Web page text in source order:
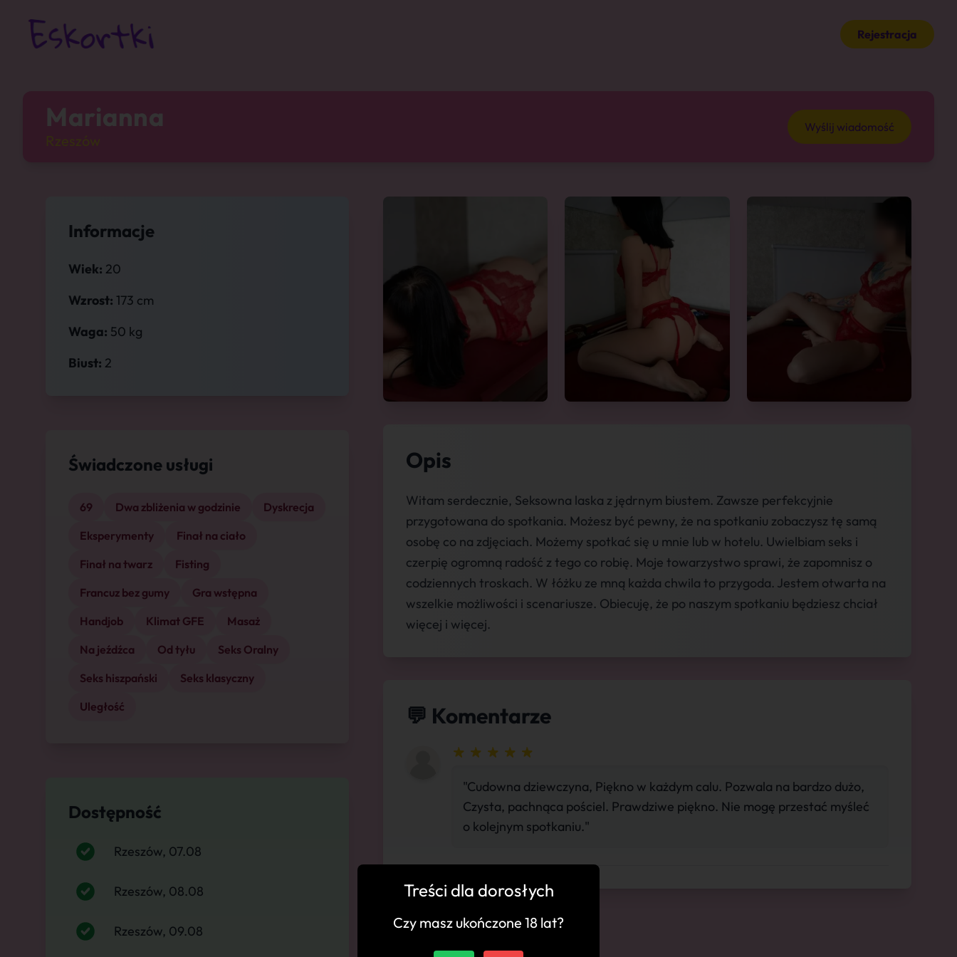
Rejestracja
Marianna Wyślij wiadomość
Informacje
Wiek: 20
Wzrost: 173 cm
Waga: 50 kg
Biust: 2
Świadczone usługi
69 Dwa zbliżenia w godzinie
Dyskrecja
Eksperymenty
Finał na ciało
Finał na twarz
Fisting
Francuz bez gumy
Gra wstępna
Handjob
Klimat GFE
Masaż
Na jeźdźca
Od tyłu
Seks Oralny
Seks hiszpański
Seks klasyczny
Uległość
Dostępność
Rzeszów, 07.08
Rzeszów, 08.08
Rzeszów, 09.08
Opis
Witam serdecznie, Seksowna laska z jędrnym biustem. Zawsze perfekcyjnie
przygotowana do spotkania. Możesz być pewny, że na spotkaniu zobaczysz tę samą
osobę co na zdjęciach. Możemy spotkać się u mnie lub w hotelu. Uwielbiam seks i
czerpię ogromną radość z tego co robię. Moje towarzystwo sprawi, że zapomnisz o
codziennych troskach. W łóżku ze mną każda chwila to przygoda. Jestem otwarta na
wszelkie możliwości i scenariusze. Obiecuję, że po naszym spotkaniu będziesz chciał
więcej i więcej.
💬 Komentarze
"Cudowna dziewczyna, Piękno w każdym calu. Pozwala na bardzo dużo,
Czysta, pachnąca pościel. Prawdziwe piękno. Nie mogę przestać myśleć
o kolejnym spotkaniu."
Treści dla dorosłych
Czy masz ukończone 18 lat?